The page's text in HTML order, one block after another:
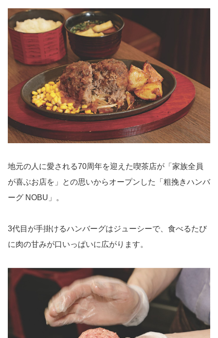
地元の人に愛される70周年を迎えた喫茶店が「家族全員
が喜ぶお店を」との思いからオープンした「粗挽きハンバ
ーグ NOBU」。
3代目が手掛けるハンバーグはジューシーで、食べるたび
に肉の甘みが口いっぱいに広がります。